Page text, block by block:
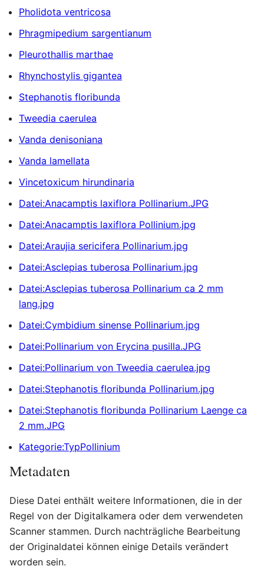
Pholidota ventricosa
Phragmipedium sargentianum
Pleurothallis marthae
Rhynchostylis gigantea
Stephanotis floribunda
Tweedia caerulea
Vanda denisoniana
Vanda lamellata
Vincetoxicum hirundinaria
Datei:Anacamptis laxiflora Pollinarium.JPG
Datei:Anacamptis laxiflora Pollinium.jpg
Datei:Araujia sericifera Pollinarium.jpg
Datei:Asclepias tuberosa Pollinarium.jpg
Datei:Asclepias tuberosa Pollinarium ca 2 mm
lang.jpg
Datei:Cymbidium sinense Pollinarium.jpg
Datei:Pollinarium von Erycina pusilla.JPG
Datei:Pollinarium von Tweedia caerulea.jpg
Datei:Stephanotis floribunda Pollinarium.jpg
Datei:Stephanotis floribunda Pollinarium Laenge ca
2 mm.JPG
Kategorie:TypPollinium
Metadaten
Diese Datei enthält weitere Informationen, die in der
Regel von der Digitalkamera oder dem verwendeten
Scanner stammen. Durch nachträgliche Bearbeitung
der Originaldatei können einige Details verändert
worden sein.